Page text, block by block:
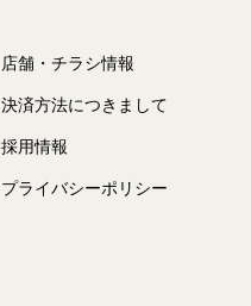
店舗・チラシ情報
決済方法につきまして
採用情報
プライバシーポリシー